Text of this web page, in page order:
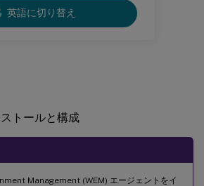
英語に切り替え
トールと構成
Management (WEM) エージェントをイ